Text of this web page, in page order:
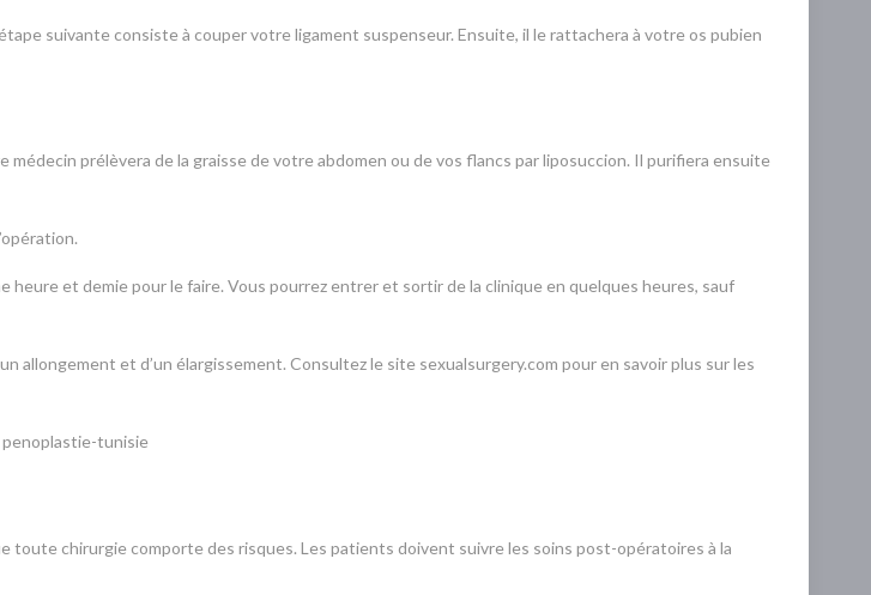
suivante consiste à couper votre ligament suspenseur. Ensuite, il le rattachera à votre os pubien
prélèvera de la graisse de votre abdomen ou de vos flancs par liposuccion. Il purifiera ensuite
et demie pour le faire. Vous pourrez entrer et sortir de la clinique en quelques heures, sauf
allongement et d’un élargissement. Consultez le site sexualsurgery.com pour en savoir plus sur les
toute chirurgie comporte des risques. Les patients doivent suivre les soins post-opératoires à la